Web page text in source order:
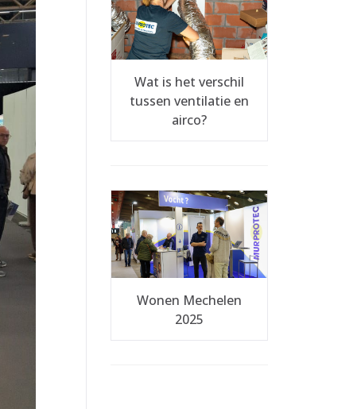
Wat is het verschil
tussen ventilatie en
airco?
Wonen Mechelen
2025